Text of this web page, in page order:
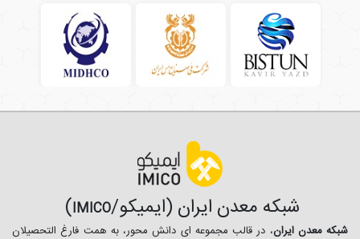
شبکه معدن ایران (ایمیکو/IMICO
)
شبکه معدن ایران، در قالب مجموعه ای دانش محور، به همت فارغ­ التحصیلان